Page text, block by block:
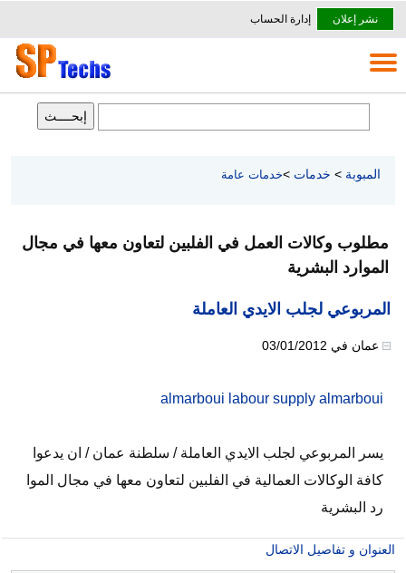
نشر إعلان إدارة الحساب
المبوبة > خدمات >خدمات عامة
مطلوب وكالات العمل في الفلبين لتعاون معها في مجال
الموارد البشرية
المربوعي لجلب الايدي العاملة
عمان في 03/01/2012
almarboui labour supply almarboui
يسر المربوعي لجلب الايدي العاملة / سلطنة عمان / ان يدعوا
كافة الوكالات العمالية في الفلبين لتعاون معها في مجال الموا
رد البشرية
العنوان و تفاصيل الاتصال